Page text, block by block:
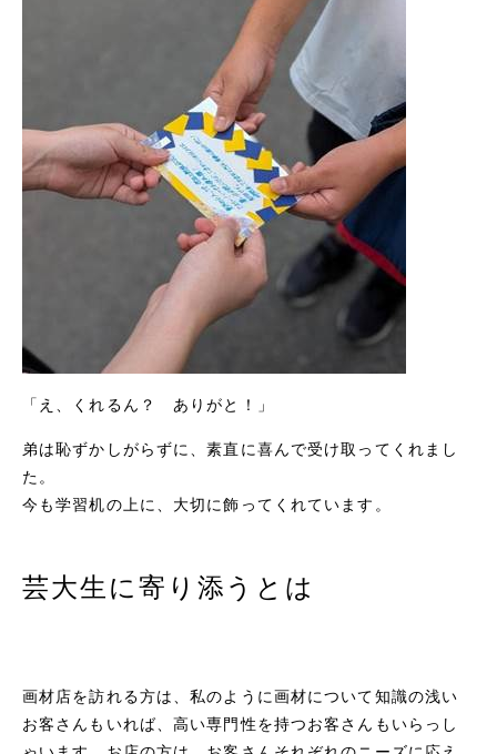
「え、くれるん？ ありがと！」
弟は恥ずかしがらずに、素直に喜んで受け取ってくれまし
た。
今も学習机の上に、大切に飾ってくれています。
芸大生に寄り添うとは
画材店を訪れる方は、私のように画材について知識の浅い
お客さんもいれば、高い専門性を持つお客さんもいらっし